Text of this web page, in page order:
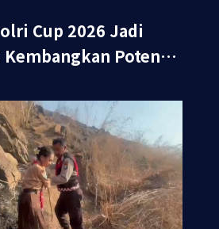
Cup 2026 Jadi
Kembangkan Potensi